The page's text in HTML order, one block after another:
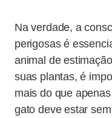
Na verdade, a
perigosas é
animal de
suas plantas, é
mais do que
gato deve estar